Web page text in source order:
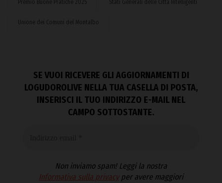
Premio Buone Pratiche 2025 Stati Generali delle Città Intelligenti
Unione dei Comuni del Montalbo
SE VUOI RICEVERE GLI AGGIORNAMENTI DI
LOGUDOROLIVE NELLA TUA CASELLA DI POSTA,
INSERISCI IL TUO INDIRIZZO E-MAIL NEL
CAMPO SOTTOSTANTE.
Non inviamo spam! Leggi la nostra
Informativa sulla privacyper avere maggiori